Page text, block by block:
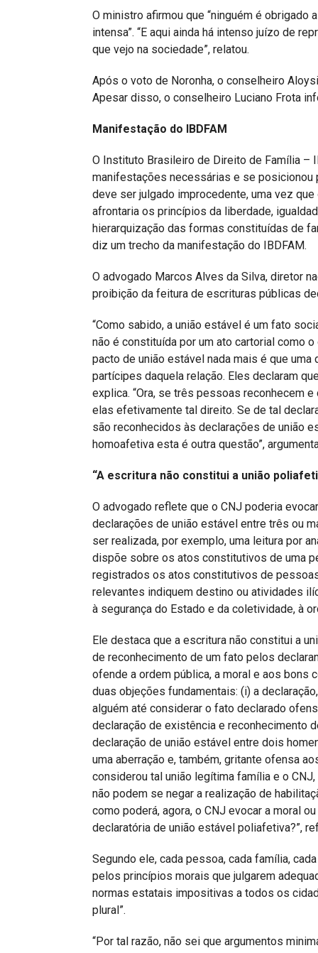
O ministro afirmou que “ninguém é obrigado
intensa”. “E aqui ainda há intenso juízo de
que vejo na sociedade”, relatou.
Após o voto de Noronha, o conselheiro
Apesar disso, o conselheiro Luciano Frota
Manifestação do IBDFAM
O Instituto Brasileiro de Direito de Família –
manifestações necessárias e se posicionou
deve ser julgado improcedente, uma vez
afrontaria os princípios da liberdade,
hierarquização das formas constituídas de
diz um trecho da manifestação do IBDFAM.
O advogado Marcos Alves da Silva, diretor
proibição da feitura de escrituras públicas
“Como sabido, a união estável é um fato
não é constituída por um ato cartorial como
pacto de união estável nada mais é que
partícipes daquela relação. Eles declaram
explica. “Ora, se três pessoas reconhecem
elas efetivamente tal direito. Se de tal
são reconhecidos às declarações de união
homoafetiva esta é outra questão”,
“A escritura não constitui a união
O advogado reflete que o CNJ poderia
declarações de união estável entre três ou
ser realizada, por exemplo, uma leitura por
dispõe sobre os atos constitutivos de uma
registrados os atos constitutivos de
relevantes indiquem destino ou atividades
à segurança do Estado e da coletividade, à
Ele destaca que a escritura não constitui a
de reconhecimento de um fato pelos
ofende a ordem pública, a moral e aos bons
duas objeções fundamentais: (i) a
alguém até considerar o fato declarado
declaração de existência e reconhecimento
declaração de união estável entre dois
uma aberração e, também, gritante ofensa
considerou tal união legítima família e o
não podem se negar a realização de
como poderá, agora, o CNJ evocar a moral
declaratória de união estável poliafetiva?”,
Segundo ele, cada pessoa, cada família,
pelos princípios morais que julgarem
normas estatais impositivas a todos os
plural”.
“Por tal razão, não sei que argumentos